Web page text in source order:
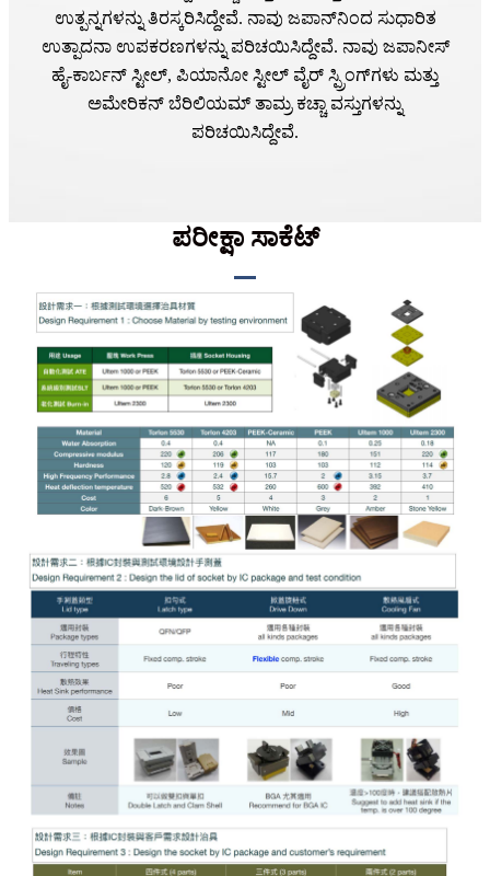
ಉತ್ಪನ್ನಗಳನ್ನು ತಿರಸ್ಕರಿಸಿದ್ದೇವೆ. ನಾವು ಜಪಾನ್‌ನಿಂದ ಸುಧಾರಿತ
ಉತ್ಪಾದನಾ ಉಪಕರಣಗಳನ್ನು ಪರಿಚಯಿಸಿದ್ದೇವೆ. ನಾವು ಜಪಾನೀಸ್
ಹೈ-ಕಾರ್ಬನ್ ಸ್ಟೀಲ್, ಪಿಯಾನೋ ಸ್ಟೀಲ್ ವೈರ್ ಸ್ಪ್ರಿಂಗ್‌ಗಳು ಮತ್ತು
ಅಮೇರಿಕನ್ ಬೆರಿಲಿಯಮ್ ತಾಮ್ರ ಕಚ್ಚಾ ವಸ್ತುಗಳನ್ನು
ಪರಿಚಯಿಸಿದ್ದೇವೆ.
ಪರೀಕ್ಷಾ ಸಾಕೆಟ್